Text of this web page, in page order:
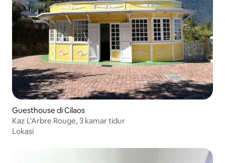
Guesthouse di Cilaos
Kaz L'Arbre Rouge, 3 kamar tidur
Lokasi